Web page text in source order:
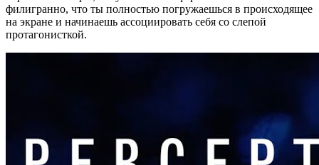
филигранно, что ты полностью погружаешься в происходящее
на экране и начинаешь ассоциировать себя со слепой
протагонисткой.